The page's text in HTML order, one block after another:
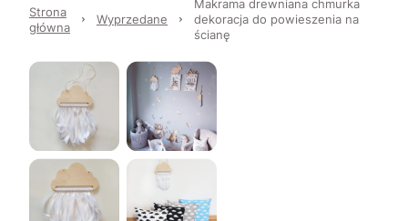
Strona
główna
Wyprzedane
Makrama drewniana chmurka
dekoracja do powieszenia na
ścianę